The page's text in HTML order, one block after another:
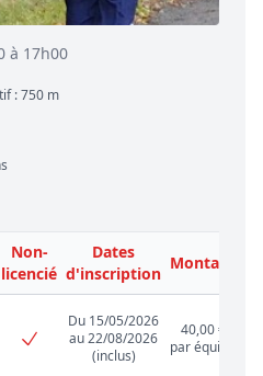
à 17h00
: 750 m
Non-
licencié
Dates
d'inscription
Montant
Du 15/05/2026
au 22/08/2026
(inclus)
40,00 €
par équipe